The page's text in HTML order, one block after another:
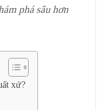
phá sâu hơn
xứ?